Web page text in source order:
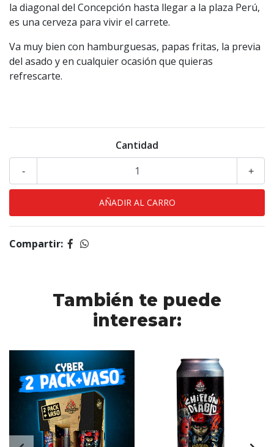
la diagonal del Concepción hasta llegar a la plaza Perú,
es una cerveza para vivir el carrete.
Va muy bien con hamburguesas, papas fritas, la previa
del asado y en cualquier ocasión que quieras
refrescarte.
Cantidad
+
-
Compartir:
También te puede
interesar: